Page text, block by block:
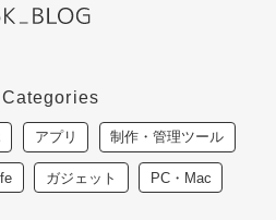
Categories
アプリ 制作・管理ツール
ガジェット PC・Mac